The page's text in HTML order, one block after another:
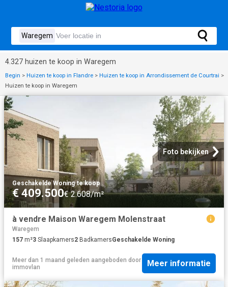
4.327 huizen te koop in Waregem
Begin > Huizen te koop in Flandre > Huizen te koop in Arrondissement de Courtrai >
Huizen te koop in Waregem
Foto bekijken
Geschakelde Woning·te koop
€ 409.500€ 2.608/m²
à vendre Maison Waregem Molenstraat
Waregem
157 m²3 Slaapkamers2 BadkamersGeschakelde Woning
Meer dan 1 maand geleden aangeboden door
immovlan
Meer informatie